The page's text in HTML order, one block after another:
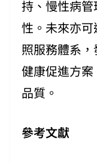
持、慢性病
性。未來亦
照服務體系
健康促進方
品質。
參考文獻